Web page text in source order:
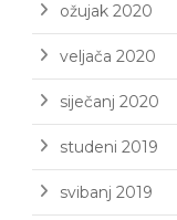
ožujak 2020
veljača 2020
siječanj 2020
studeni 2019
svibanj 2019